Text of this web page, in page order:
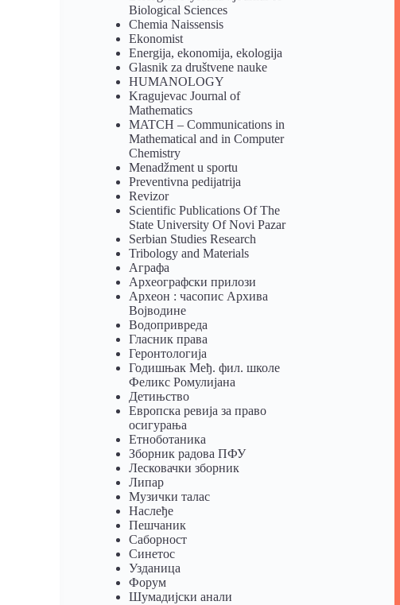
Biological Sciences
Chemia Naissensis
Ekonomist
Energija, ekonomija, ekologija
Glasnik za društvene nauke
HUMANOLOGY
Kragujevac Journal of
Mathematics
MATCH – Communications in
Mathematical and in Computer
Chemistry
Menadžment u sportu
Preventivna pedijatrija
Revizor
Scientific Publications Of The
State University Of Novi Pazar
Serbian Studies Research
Tribology and Materials
Аграфа
Археографски прилози
Археон : часопис Архива
Војводине
Водопривреда
Гласник права
Геронтологија
Годишњак Међ. фил. школе
Феликс Ромулијана
Детињство
Европска ревија за право
осигурања
Eтноботаника
Зборник радова ПФУ
Лесковачки зборник
Липар
Музички талас
Наслеђе
Пешчаник
Саборност
Синетос
Узданица
Форум
Шумадијски анали